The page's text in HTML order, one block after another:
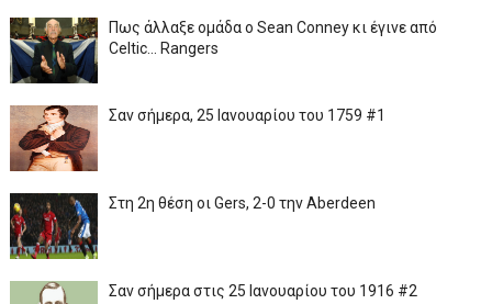
Πως άλλαξε ομάδα ο Sean Conney κι έγινε από
Celtic... Rangers
Σαν σήμερα, 25 Ιανουαρίου του 1759 #1
Στη 2η θέση οι Gers, 2-0 την Aberdeen
Σαν σήμερα στις 25 Ιανουαρίου του 1916 #2